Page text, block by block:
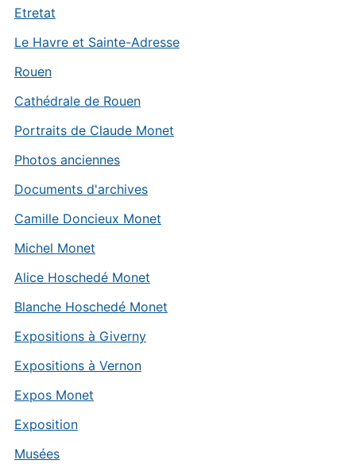
Etretat
Le Havre et Sainte-Adresse
Rouen
Cathédrale de Rouen
Portraits de Claude Monet
Photos anciennes
Documents d'archives
Camille Doncieux Monet
Michel Monet
Alice Hoschedé Monet
Blanche Hoschedé Monet
Expositions à Giverny
Expositions à Vernon
Expos Monet
Exposition
Musées